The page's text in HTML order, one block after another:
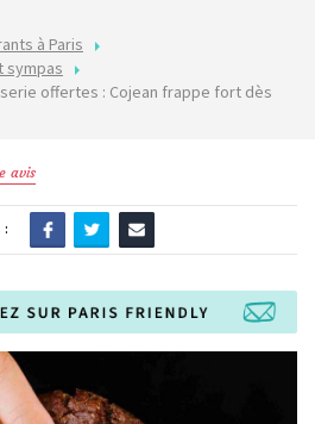
à Paris
sympas
offertes : Cojean frappe fort dès
avis
: